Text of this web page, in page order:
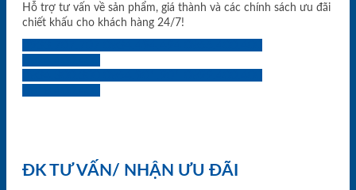
Hỗ trợ tư vấn về sản phẩm, giá thành và các chính sách ưu đãi
chiết khấu cho khách hàng 24/7!
ĐK TƯ VẤN/ NHẬN ƯU ĐÃI